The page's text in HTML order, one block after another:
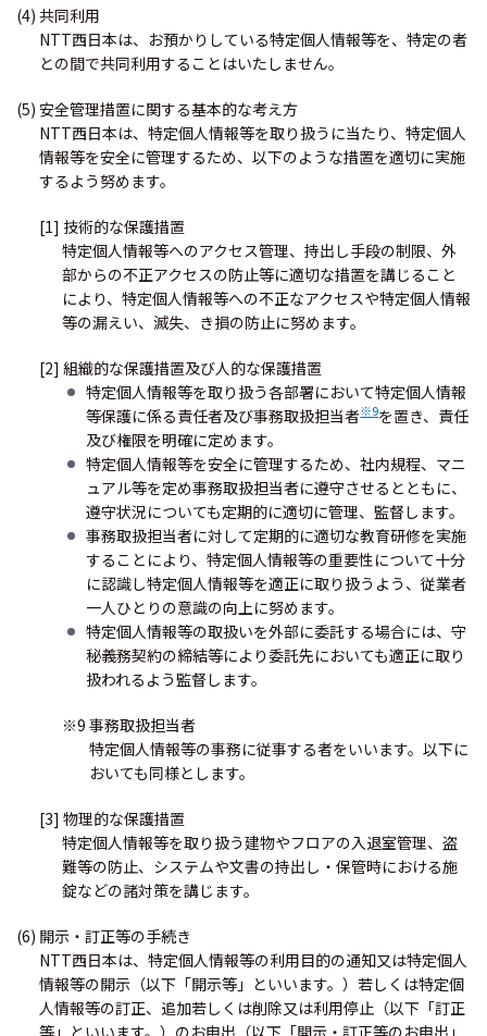
(4) 共同利用
NTT西日本は、お預かりしている特定個人情報等を、特定の者
との間で共同利用することはいたしません。
(5) 安全管理措置に関する基本的な考え方
NTT西日本は、特定個人情報等を取り扱うに当たり、特定個人
情報等を安全に管理するため、以下のような措置を適切に実施
するよう努めます。
[1] 技術的な保護措置
特定個人情報等へのアクセス管理、持出し手段の制限、外
部からの不正アクセスの防止等に適切な措置を講じること
により、特定個人情報等への不正なアクセスや特定個人情報
等の漏えい、滅失、き損の防止に努めます。
[2] 組織的な保護措置及び人的な保護措置
特定個人情報等を取り扱う各部署において特定個人情報
等保護に係る責任者及び事務取扱担当者※9を置き、責任
及び権限を明確に定めます。
特定個人情報等を安全に管理するため、社内規程、マニ
ュアル等を定め事務取扱担当者に遵守させるとともに、
遵守状況についても定期的に適切に管理、監督します。
事務取扱担当者に対して定期的に適切な教育研修を実施
することにより、特定個人情報等の重要性について十分
に認識し特定個人情報等を適正に取り扱うよう、従業者
一人ひとりの意識の向上に努めます。
特定個人情報等の取扱いを外部に委託する場合には、守
秘義務契約の締結等により委託先においても適正に取り
扱われるよう監督します。
※9 事務取扱担当者
特定個人情報等の事務に従事する者をいいます。以下に
おいても同様とします。
[3] 物理的な保護措置
特定個人情報等を取り扱う建物やフロアの入退室管理、盗
難等の防止、システムや文書の持出し・保管時における施
錠などの諸対策を講じます。
(6) 開示・訂正等の手続き
NTT西日本は、特定個人情報等の利用目的の通知又は特定個人
情報等の開示（以下「開示等」といいます。）若しくは特定個
人情報等の訂正、追加若しくは削除又は利用停止（以下「訂正
等」といいます。）のお申出（以下「開示・訂正等のお申出」